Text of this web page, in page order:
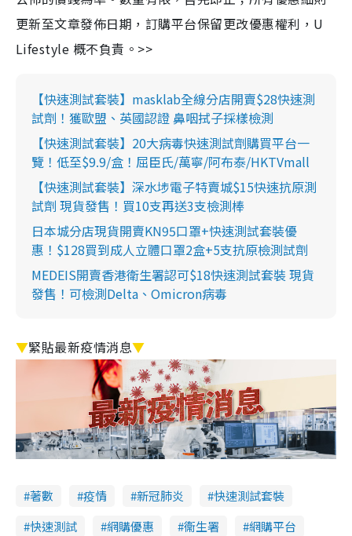
更新至文章發佈日期，訂購平台保留更改優惠權利，U
Lifestyle 概不負責。>>
【快速測試套裝】masklab全線分店開賣$28快速測
試劑！獲歐盟、英國認證 鼻咽拭子採樣檢測
【快速測試套裝】20大病毒快速測試劑購買平台一
覽！低至$9.9/盒！屈臣氏/萬寧/阿布泰/HKTVmall
【快速測試套裝】深水埗電子特賣城$15快速抗原測
試劑 現貨發售！買10支再送3支檢測棒
日本城分店現貨開賣KN95口罩+快速測試套裝優
惠！$128買到成人立體口罩2盒+5支抗原檢測試劑
MEDEIS開賣香港衛生署認可$18快速測試套裝 現貨
發售！可檢測Delta、Omicron病毒
▼緊貼最新疫情消息▼
著數 疫情 新冠肺炎
快速測試套裝
快速測試
網購優惠 衞生署
網購平台